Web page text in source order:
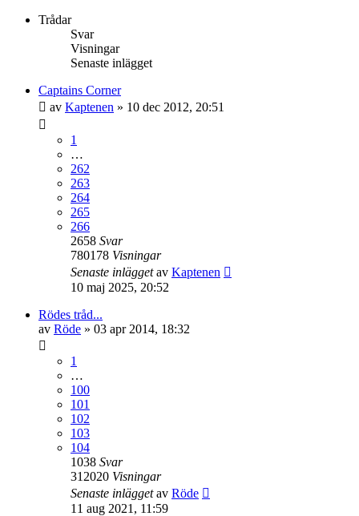
Trådar
Svar
Visningar
Senaste inlägget
Captains Corner
av Kaptenen » 10 dec 2012, 20:51
1
…
262
263
264
265
266
2658 Svar
780178 Visningar
Senaste inläggetav Kaptenen
10 maj 2025, 20:52
Rödes tråd...
av Röde » 03 apr 2014, 18:32
1
…
100
101
102
103
104
1038 Svar
312020 Visningar
Senaste inläggetav Röde
11 aug 2021, 11:59